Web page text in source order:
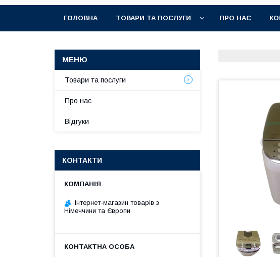
ГОЛОВНА ТОВАРИ ТА ПОСЛУГИ ПРО НАС
Товари та послуги
Про нас
Відгуки
КОНТАКТИ
Інтернет-магазин товарів з
Німеччини та Європи